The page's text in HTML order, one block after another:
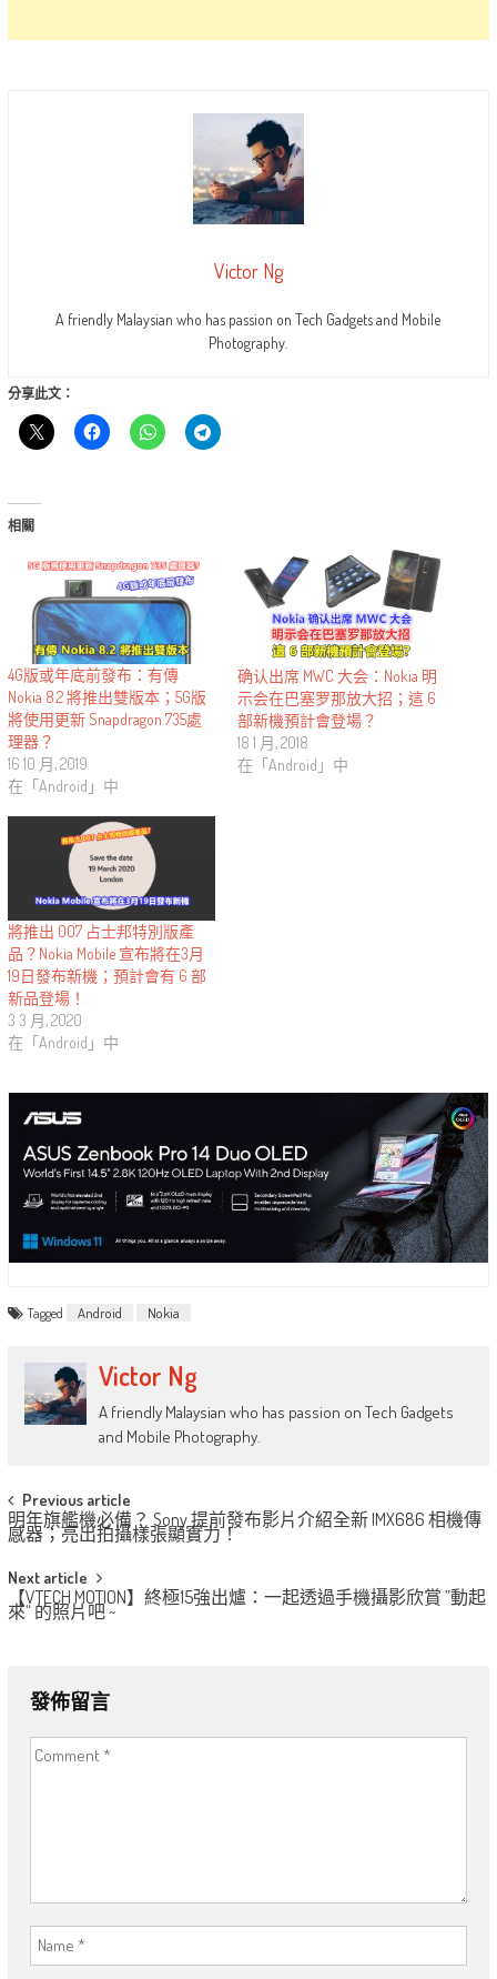
Victor Ng
A friendly Malaysian who has passion on Tech Gadgets and Mobile
Photography.
分享此文：
相關
4G版或年底前發布：有傳
Nokia 8.2 將推出雙版本；5G版
將使用更新 Snapdragon 735處
理器？
16 10 月, 2019
在「Android」中
确认出席 MWC 大会：Nokia 明
示会在巴塞罗那放大招；這 6
部新機預計會登場？
18 1 月, 2018
在「Android」中
將推出 007 占士邦特別版產
品？Nokia Mobile 宣布將在3月
19日發布新機；預計會有 6 部
新品登場！
3 3 月, 2020
在「Android」中
Tagged Android Nokia
Victor Ng
A friendly Malaysian who has passion on Tech Gadgets
and Mobile Photography.
Post
navigation
Previous article
明年旗艦機必備？ Sony 提前發布影片介紹全新 IMX686 相機傳
感器；亮出拍攝樣張顯實力！
Next article
【VTECH MOTION】終極15強出爐：一起透過手機攝影欣賞 ”動起
來“ 的照片吧 ~
發佈留言